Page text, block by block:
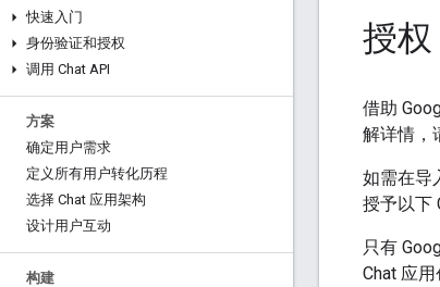
快速入门
身份验证和授权
调用 Chat API
方案
确定用户需求
定义所有用户转化历程
选择 Chat 应用架构
设计用户互动
构建
授
借助
解详情，
如需在导
授予以下
只有
Chat 应